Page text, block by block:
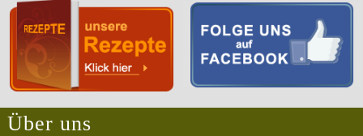
Über uns